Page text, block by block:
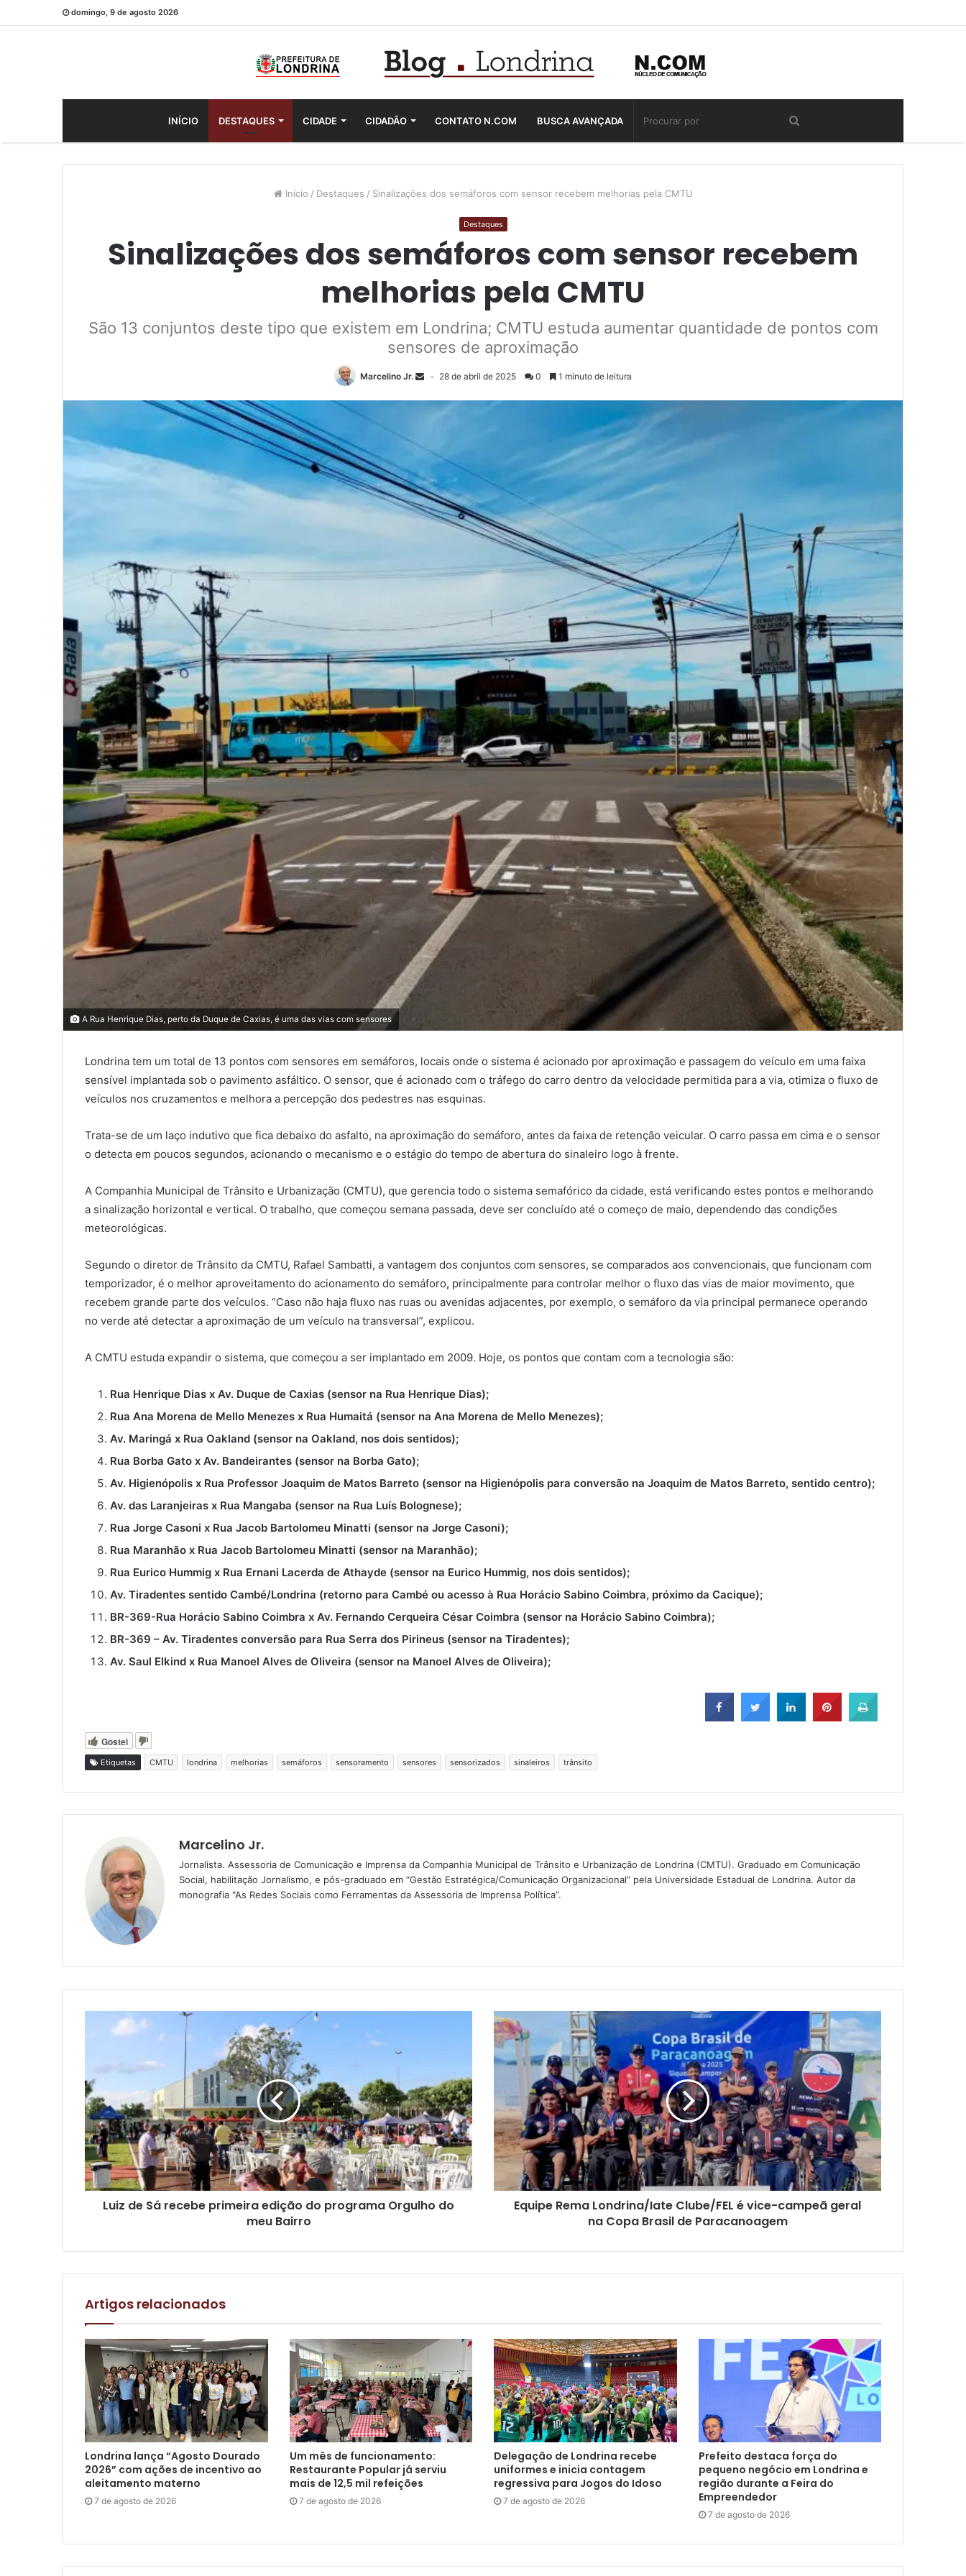
domingo, 9 de agosto 2026
INÍCIO DESTAQUES CIDADE CIDADÃO CONTATO N.COM BUSCA AVANÇADA
Início / Destaques / Sinalizações dos semáforos com sensor recebem melhorias pela CMTU
Destaques
Sinalizações dos semáforos com sensor recebem
melhorias pela CMTU
São 13 conjuntos deste tipo que existem em Londrina; CMTU estuda aumentar quantidade de pontos com
sensores de aproximação
Marcelino Jr. 28 de abril de 2025 0 1 minuto de leitura
A Rua Henrique Dias, perto da Duque de Caxias, é uma das vias com sensores
Londrina tem um total de 13 pontos com sensores em semáforos, locais onde o sistema é acionado por aproximação e passagem do veículo em uma faixa
sensível implantada sob o pavimento asfáltico. O sensor, que é acionado com o tráfego do carro dentro da velocidade permitida para a via, otimiza o fluxo de
veículos nos cruzamentos e melhora a percepção dos pedestres nas esquinas.
Trata-se de um laço indutivo que fica debaixo do asfalto, na aproximação do semáforo, antes da faixa de retenção veicular. O carro passa em cima e o sensor
o detecta em poucos segundos, acionando o mecanismo e o estágio do tempo de abertura do sinaleiro logo à frente.
A Companhia Municipal de Trânsito e Urbanização (CMTU), que gerencia todo o sistema semafórico da cidade, está verificando estes pontos e melhorando
a sinalização horizontal e vertical. O trabalho, que começou semana passada, deve ser concluído até o começo de maio, dependendo das condições
meteorológicas.
Segundo o diretor de Trânsito da CMTU, Rafael Sambatti, a vantagem dos conjuntos com sensores, se comparados aos convencionais, que funcionam com
temporizador, é o melhor aproveitamento do acionamento do semáforo, principalmente para controlar melhor o fluxo das vias de maior movimento, que
recebem grande parte dos veículos. “Caso não haja fluxo nas ruas ou avenidas adjacentes, por exemplo, o semáforo da via principal permanece operando
no verde até detectar a aproximação de um veículo na transversal”, explicou.
A CMTU estuda expandir o sistema, que começou a ser implantado em 2009. Hoje, os pontos que contam com a tecnologia são:
Rua Henrique Dias x Av. Duque de Caxias (sensor na Rua Henrique Dias);
Rua Ana Morena de Mello Menezes x Rua Humaitá (sensor na Ana Morena de Mello Menezes);
Av. Maringá x Rua Oakland (sensor na Oakland, nos dois sentidos);
Rua Borba Gato x Av. Bandeirantes (sensor na Borba Gato);
Av. Higienópolis x Rua Professor Joaquim de Matos Barreto (sensor na Higienópolis para conversão na Joaquim de Matos Barreto, sentido centro);
Av. das Laranjeiras x Rua Mangaba (sensor na Rua Luís Bolognese);
Rua Jorge Casoni x Rua Jacob Bartolomeu Minatti (sensor na Jorge Casoni);
Rua Maranhão x Rua Jacob Bartolomeu Minatti (sensor na Maranhão);
Rua Eurico Hummig x Rua Ernani Lacerda de Athayde (sensor na Eurico Hummig, nos dois sentidos);
Av. Tiradentes sentido Cambé/Londrina (retorno para Cambé ou acesso à Rua Horácio Sabino Coimbra, próximo da Cacique);
BR-369-Rua Horácio Sabino Coimbra x Av. Fernando Cerqueira César Coimbra (sensor na Horácio Sabino Coimbra);
BR-369 – Av. Tiradentes conversão para Rua Serra dos Pirineus (sensor na Tiradentes);
Av. Saul Elkind x Rua Manoel Alves de Oliveira (sensor na Manoel Alves de Oliveira);
Gostei
Etiquetas CMTU londrina melhorias semáforos sensoramento sensores sensorizados sinaleiros trânsito
Marcelino Jr.
Jornalista. Assessoria de Comunicação e Imprensa da Companhia Municipal de Trânsito e Urbanização de Londrina (CMTU). Graduado em Comunicação
Social, habilitação Jornalismo, e pós-graduado em “Gestão Estratégica/Comunicação Organizacional” pela Universidade Estadual de Londrina. Autor da
monografia "As Redes Sociais como Ferramentas da Assessoria de Imprensa Política”.
Luiz de Sá recebe primeira edição do programa Orgulho do
meu Bairro
Equipe Rema Londrina/Iate Clube/FEL é vice-campeã geral
na Copa Brasil de Paracanoagem
Artigos relacionados
Londrina lança “Agosto Dourado
2026” com ações de incentivo ao
aleitamento materno
7 de agosto de 2026
Um mês de funcionamento:
Restaurante Popular já serviu
mais de 12,5 mil refeições
7 de agosto de 2026
Delegação de Londrina recebe
uniformes e inicia contagem
regressiva para Jogos do Idoso
7 de agosto de 2026
Prefeito destaca força do
pequeno negócio em Londrina e
região durante a Feira do
Empreendedor
7 de agosto de 2026
COMPARTILHAMENTOS